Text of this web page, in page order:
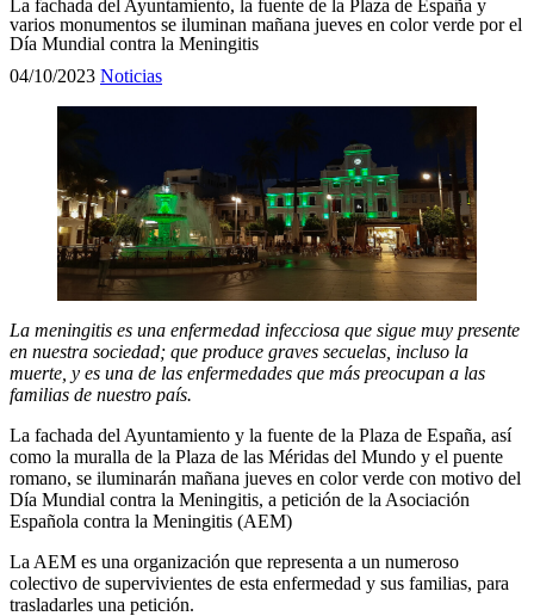
La fachada del Ayuntamiento, la fuente de la Plaza de España y
varios monumentos se iluminan mañana jueves en color verde por el
Día Mundial contra la Meningitis
04/10/2023 Noticias
La meningitis es una enfermedad infecciosa que sigue muy presente
en nuestra sociedad; que produce graves secuelas, incluso la
muerte, y es una de las enfermedades que más preocupan a las
familias de nuestro país.
La fachada del Ayuntamiento y la fuente de la Plaza de España, así
como la muralla de la Plaza de las Méridas del Mundo y el puente
romano, se iluminarán mañana jueves en color verde con motivo del
Día Mundial contra la Meningitis, a petición de la Asociación
Española contra la Meningitis (AEM)
La AEM es una organización que representa a un numeroso
colectivo de supervivientes de esta enfermedad y sus familias, para
trasladarles una petición.